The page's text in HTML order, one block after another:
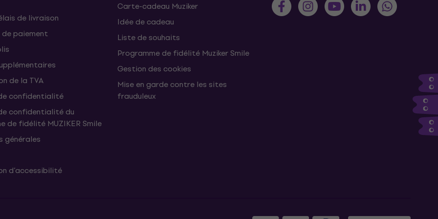
de livraison
paiement
de la TVA
confidentialité
confidentialité du
de fidélité MUZIKER Smile
générales
d’accessibilité
Carte-cadeau Muziker
Idée de cadeau
Liste de souhaits
Programme de fidélité Muziker Smile
Gestion des cookies
Mise en garde contre les sites
frauduleux